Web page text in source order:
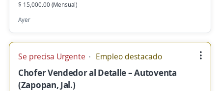
$ 15,000.00 (Mensual)
Ayer
Se precisa Urgente Empleo destacado
Chofer Vendedor al Detalle – Autoventa
(Zapopan, Jal.)